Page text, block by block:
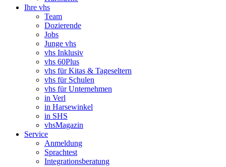
Ihre vhs
Team
Dozierende
Jobs
Junge vhs
vhs Inklusiv
vhs 60Plus
vhs für Kitas & Tageseltern
vhs für Schulen
vhs für Unternehmen
in Verl
in Harsewinkel
in SHS
vhsMagazin
Service
Anmeldung
Sprachtest
Integrationsberatung